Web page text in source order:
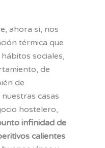
ahora sí, nos
térmica que
sociales,
de
de
casas
hostelero,
infinidad de
calientes